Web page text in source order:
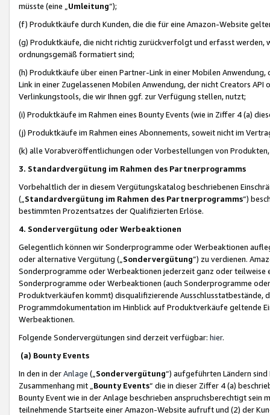
müsste (eine „ Umleitung“);
(f) Produktkäufe durch Kunden, die die für eine Amazon-Website
(g) Produktkäufe, die nicht richtig zurückverfolgt und erfasst werden,
ordnungsgemäß formatiert sind;
(h) Produktkäufe über einen Partner-Link in einer Mobilen
Link in einer Zugelassenen Mobilen Anwendung, der nicht Creators
Verlinkungstools, die wir Ihnen ggf. zur Verfügung stellen, nutzt;
(i) Produktkäufe im Rahmen eines Bounty Events (wie in Ziffer 4 (a)
(j) Produktkäufe im Rahmen eines Abonnements, soweit nicht im
(k) alle Vorabveröffentlichungen oder Vorbestellungen von
3. Standardvergütung im Rahmen des Partnerprogramms
Vorbehaltlich der in diesem Vergütungskatalog beschriebenen
(„ Standardvergütung im Rahmen des Partnerprogramms“)
bestimmten Prozentsatzes der Qualifizierten Erlöse.
4. Sondervergütung oder Werbeaktionen
Gelegentlich können wir Sonderprogramme oder Werbeaktionen
oder alternative Vergütung („ Sondervergütung”) zu verdienen.
Sonderprogramme oder Werbeaktionen jederzeit ganz oder
Sonderprogramme oder Werbeaktionen (auch Sonderprogramme
Produktverkäufen kommt) disqualifizierende Ausschlusstatbestände,
Programmdokumentation im Hinblick auf Produktverkäufe geltende
Werbeaktionen.
Folgende Sondervergütungen sind derzeit verfügbar: hier.
(a) Bounty Events
In den in derAnlage („ Sondervergütung“) aufgeführten Ländern
Zusammenhang mit „ Bounty Events“ die in dieser Ziffer 4 (a)
Bounty Event wie in der Anlage beschrieben anspruchsberechtigt sein
teilnehmende Startseite einer Amazon-Website aufruft und (2) der